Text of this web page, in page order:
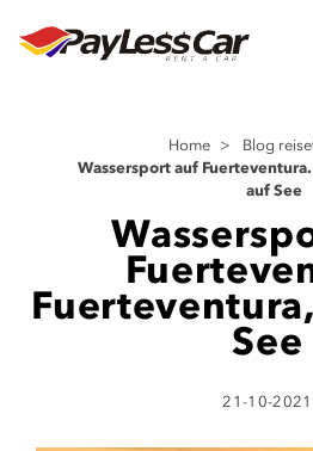
Home > Blog
Wassersport auf
auf See
See
21-10-2021